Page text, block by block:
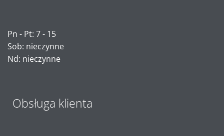
Pn - Pt: 7 - 15
Sob: nieczynne
Nd: nieczynne
Obsługa klienta